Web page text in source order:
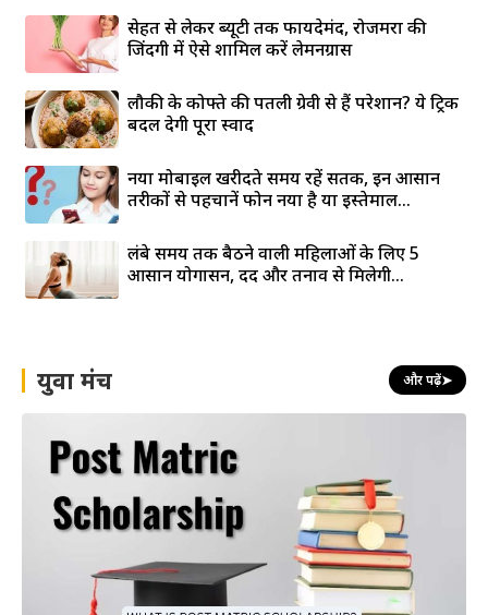
सेहत से लेकर ब्यूटी तक फायदेमंद, रोजमर्रा की
जिंदगी में ऐसे शामिल करें लेमनग्रास
लौकी के कोफ्ते की पतली ग्रेवी से हैं परेशान? ये ट्रिक
बदल देगी पूरा स्वाद
नया मोबाइल खरीदते समय रहें सतर्क, इन आसान
तरीकों से पहचानें फोन नया है या इस्तेमाल...
लंबे समय तक बैठने वाली महिलाओं के लिए 5
आसान योगासन, दर्द और तनाव से मिलेगी...
युवा मंच और पढ़ें➤